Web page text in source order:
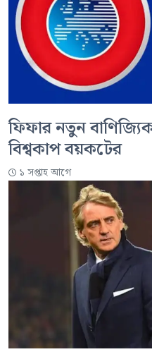
ফিফার নতুন
বিশ্বকাপ বয়কটের
১ সপ্তাহ আগে